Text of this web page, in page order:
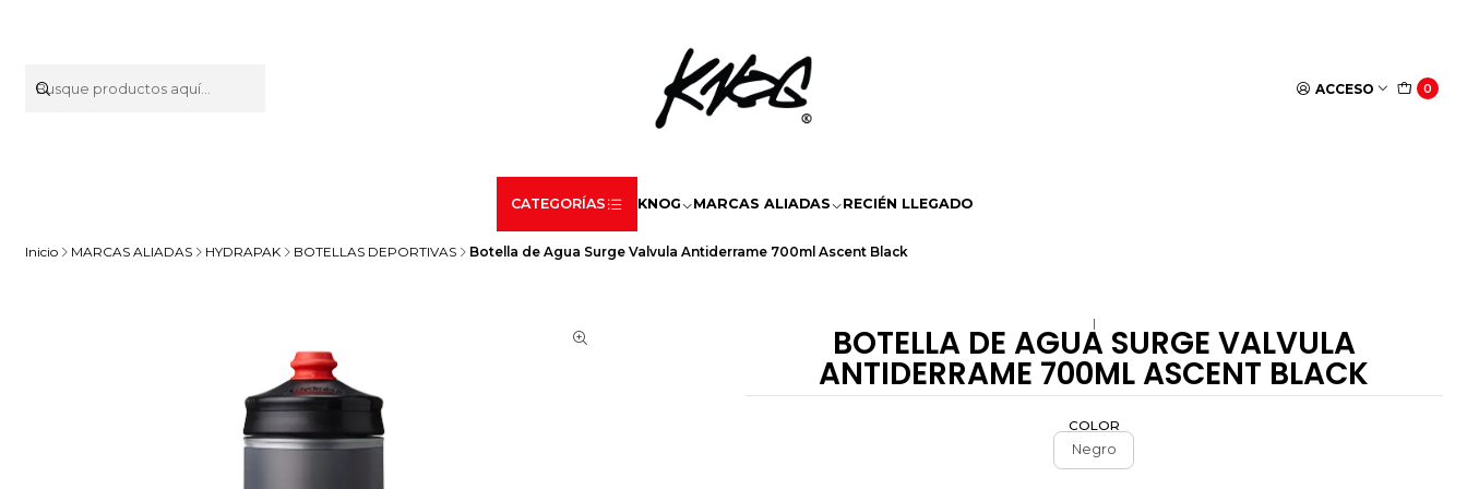
ACCESO 0
CATEGORÍAS KNOG MARCAS ALIADAS RECIÉN LLEGADO
Inicio MARCAS ALIADAS HYDRAPAK BOTELLAS DEPORTIVAS Botella de Agua Surge Valvula Antiderrame 700ml Ascent Black
|
BOTELLA DE AGUA SURGE VALVULA
ANTIDERRAME 700ML ASCENT BLACK
COLOR
Negro